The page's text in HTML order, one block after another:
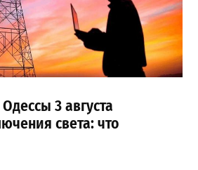
3 августа
света: что